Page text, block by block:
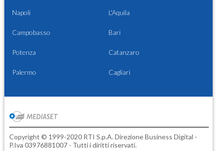
Napoli L'Aquila
Campobasso Bari
Potenza Catanzaro
Palermo Cagliari
Copyright © 1999-2020 RTI S.p.A. Direzione Business Digital -
P.Iva 03976881007 - Tutti i diritti riservati.